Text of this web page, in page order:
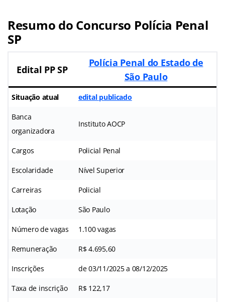
Resumo do Concurso Polícia Penal
SP
Edital PP SP
Polícia Penal do Estado de
São Paulo
Situação atual edital publicado
Banca
organizadora
Instituto AOCP
Cargos Policial Penal
Escolaridade Nível Superior
Carreiras Policial
Lotação São Paulo
Número de vagas 1.100 vagas
Remuneração R$ 4.695,60
Inscrições de 03/11/2025 a 08/12/2025
Taxa de inscrição R$ 122,17